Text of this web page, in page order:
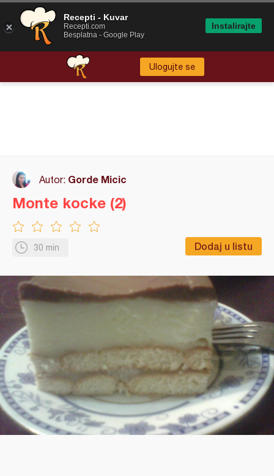
Ulogujte se
Autor: Gorde Micic
30 min Dodaj u listu
Monte kocke (2)
Recepti - Kuvar
Recepti.com
Besplatna - Google Play
Instalirajte